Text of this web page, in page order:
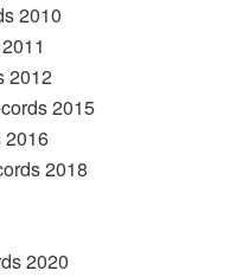
2010
2012
2015
2016
2018
2020